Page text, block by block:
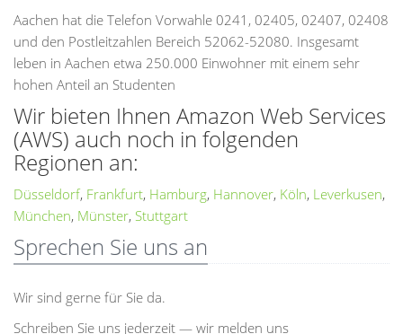
Aachen hat die Telefon Vorwahle 0241, 02405, 02407, 02408
und den Postleitzahlen Bereich 52062-52080. Insgesamt
leben in Aachen etwa 250.000 Einwohner mit einem sehr
hohen Anteil an Studenten
Wir bieten Ihnen Amazon Web Services
(AWS) auch noch in folgenden
Regionen an:
Düsseldorf, Frankfurt, Hamburg, Hannover, Köln, Leverkusen,
München, Münster, Stuttgart
Sprechen Sie uns an
Wir sind gerne für Sie da.
Schreiben Sie uns jederzeit — wir melden uns